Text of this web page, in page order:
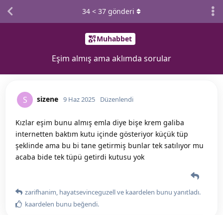
Muhabbet
Eşim almış ama aklımda sorular
34 < 37 gönderi
S sizene 9 Haz 2025 Düzenlendi
Kızlar eşim bunu almış emla diye bişe krem galiba
internetten baktım kutu içinde gösteriyor küçük tüp
şeklinde ama bu bi tane getirmiş bunlar tek satılıyor mu
acaba bide tek tüpü getirdi kutusu yok
zarifhanim, hayatsevinceguzellve kaardelen bunu yanıtladı.
kaardelen bunu beğendi.